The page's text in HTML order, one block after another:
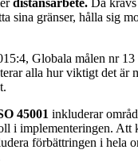
distansarbete. Då
sina gränser, hålla sig
Globala målen nr 13
alla hur viktigt det är
45001 inkluderar
i implementeringen. Att
förbättringen i hela